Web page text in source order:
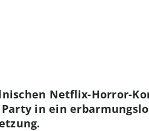
Netflix-Horror-
in ein